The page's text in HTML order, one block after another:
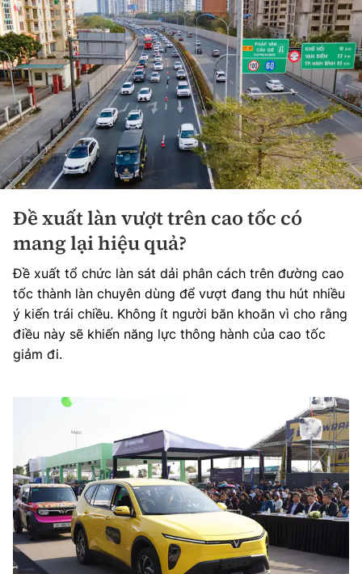
Đề xuất làn vượt trên cao tốc có
mang lại hiệu quả?
Đề xuất tổ chức làn sát dải phân cách trên đường cao
tốc thành làn chuyên dùng để vượt đang thu hút nhiều
ý kiến trái chiều. Không ít người băn khoăn vì cho rằng
điều này sẽ khiến năng lực thông hành của cao tốc
giảm đi.